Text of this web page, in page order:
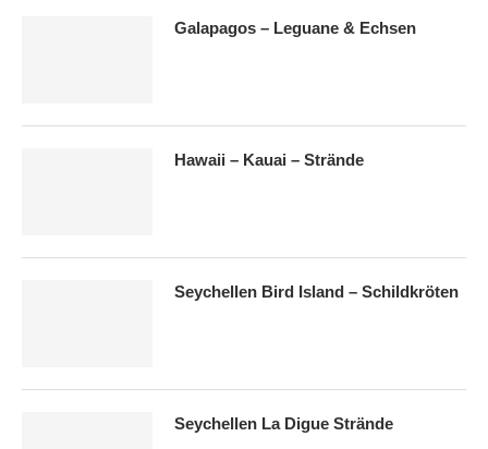
Galapagos – Leguane & Echsen
Hawaii – Kauai – Strände
Seychellen Bird Island – Schildkröten
Seychellen La Digue Strände